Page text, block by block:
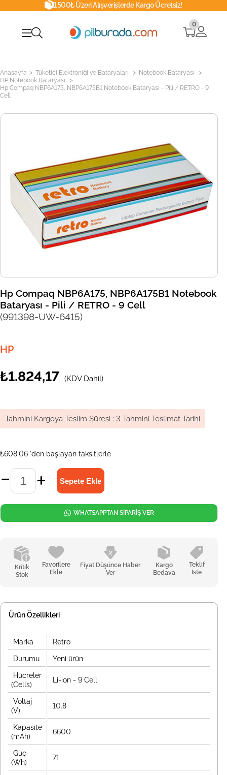
1500₺ Üzeri Alışverişlerde Kargo Ücretsiz!
0
Anasayfa > Tüketici Elektroniği ve Bataryaları > Notebook Bataryası >
HP Notebook Bataryası >
Hp Compaq NBP6A175, NBP6A175B1 Notebook Bataryası - Pili / RETRO - 9
Cell
Hp Compaq NBP6A175, NBP6A175B1 Notebook
Bataryası - Pili / RETRO - 9 Cell
(991398-UW-6415)
HP
₺1.824,17 (KDV Dahil)
Tahmini Kargoya Teslim Süresi : 3 Tahmini Teslimat Tarihi
₺608,06 'den başlayan taksitlerle
Kritik
Stok
Favorilere
Ekle
Fiyat Düşünce Haber
Ver
Kargo
Bedava
Teklif
İste
WHATSAPPTAN SİPARİŞ VER
Ürün Özellikleri
Marka Retro
Durumu Yeni ürün
Hücreler
(Cells)
Li-ion - 9 Cell
Voltaj
(V)
10.8
Kapasite
(mAh)
6600
Güç
(Wh)
71